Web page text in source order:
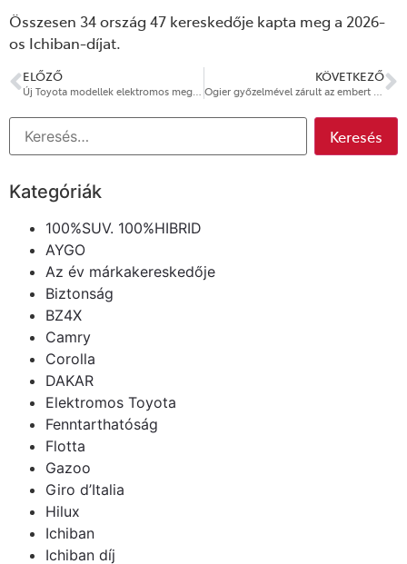
Összesen 34 ország 47 kereskedője kapta meg a 2026-
os Ichiban-díjat.
ELŐZŐ KÖVETKEZŐ
Kategóriák
100%SUV. 100%HIBRID
AYGO
Az év márkakereskedője
Biztonság
BZ4X
Camry
Corolla
DAKAR
Elektromos Toyota
Fenntarthatóság
Flotta
Gazoo
Giro d’Italia
Hilux
Ichiban
Ichiban díj